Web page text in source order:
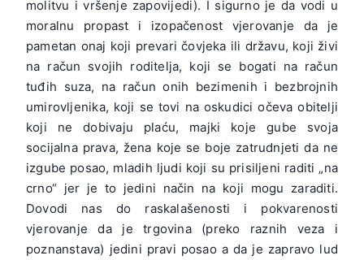
molitvu i vršenje zapovijedi). I sigurno je da vodi u
moralnu propast i izopačenost vjerovanje da je
pametan onaj koji prevari čovjeka ili državu, koji živi
na račun svojih roditelja, koji se bogati na račun
tuđih suza, na račun onih bezimenih i bezbrojnih
umirovljenika, koji se tovi na oskudici očeva obitelji
koji ne dobivaju plaću, majki koje gube svoja
socijalna prava, žena koje se boje zatrudnjeti da ne
izgube posao, mladih ljudi koji su prisiljeni raditi „na
crno“ jer je to jedini način na koji mogu zaraditi.
Dovodi nas do raskalašenosti i pokvarenosti
vjerovanje da je trgovina (preko raznih veza i
poznanstava) jedini pravi posao a da je zapravo lud